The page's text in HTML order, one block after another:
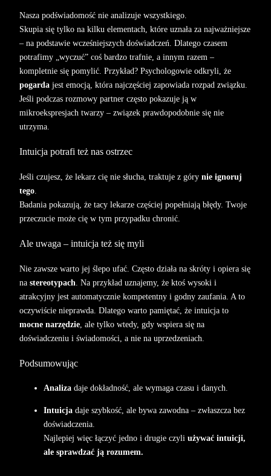
Nasza podświadomość nie analizuje wszystkiego.
Skupia się tylko na kilku elementach, które uznała za najważniejsze
– na podstawie wcześniejszych doświadczeń. Dlatego czasem
potrafimy „wyczuć” coś bardzo trafnie, a innym razem –
kompletnie się pomylić. Przykład? Psychologowie odkryli, że
pogarda jest emocją, która najczęściej zapowiada rozpad związku.
Jeśli podczas rozmowy partner często pokazuje ją w
mikroekspresjach twarzy – związek prawdopodobnie się nie
utrzyma.
Intuicja potrafi też nas ostrzec
Jeśli czujesz, że lekarz cię nie słucha, traktuje z góry nie ignoruj
tego
Badania pokazują, że tacy lekarze częściej popełniają błędy. Twoje
przeczucie może cię w tym przypadku chronić.
Ale uwaga – intuicja też się myli
Nie zawsze warto jej ślepo ufać. Często działa na skróty i opiera się
na stereotypach . Na przykład uznajemy, że ktoś wysoki i
atrakcyjny jest automatycznie kompetentny i godny zaufania. A to
oczywiście nieprawda. Dlatego warto pamiętać, że intuicja to
mocne narzędzie , ale tylko wtedy, gdy wspiera się na
doświadczeniu i świadomości, a nie na uprzedzeniach.
Podsumowując
Analiza daje dokładność, ale wymaga czasu i danych.
Intuicja daje szybkość, ale bywa zawodna – zwłaszcza bez
doświadczenia.
Najlepiej więc łączyć jedno i drugie czyli używać intuicji,
ale sprawdzać ją rozumem.